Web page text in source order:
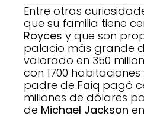
Entre otras
que su familia tiene
Royces y que son
palacio más grande
valorado en 350
con 1700 habitaciones
padre de Faiq pagó
millones de dólares
de Michael Jackson